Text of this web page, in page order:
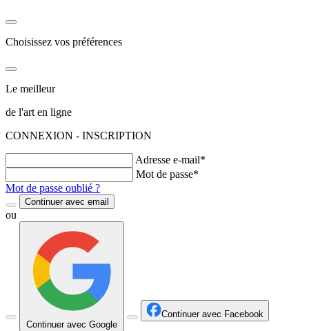
Choisissez vos préférences
Le meilleur
de l'art en ligne
CONNEXION - INSCRIPTION
Adresse e-mail*
Mot de passe*
Mot de passe oublié ?
Continuer avec email
ou
Continuer avec Google
Continuer avec Facebook